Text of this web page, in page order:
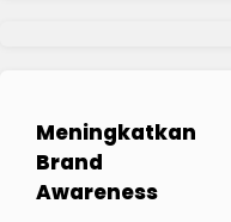
Meningkatkan
Brand
Awareness